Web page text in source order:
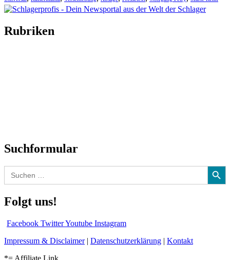
Rubriken
Suchformular
Search
for:
Search Button
Folgt uns!
Facebook TwitterYoutube Instagram
Impressum & Disclaimer| Datenschutzerklärung | Kontakt
*= Affiliate Link